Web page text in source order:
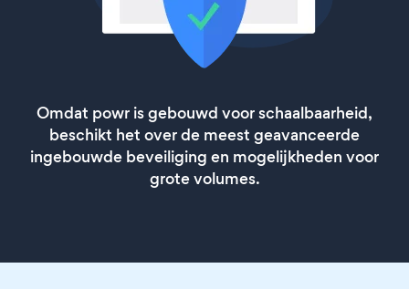
Omdat powr is gebouwd voor schaalbaarheid,
beschikt het over de meest geavanceerde
ingebouwde beveiliging en mogelijkheden voor
grote volumes.